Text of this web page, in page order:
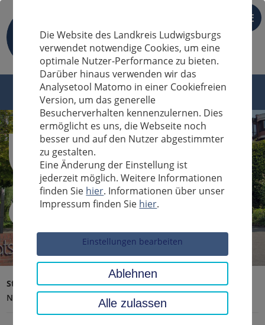
DE
Sucheingabe
Startseite Landratsamt, Landkreis
Aktuelles
Nachrichten
Die Website des Landkreis Ludwigsburgs
verwendet notwendige Cookies, um eine
optimale Nutzer-Performance zu bieten.
Darüber hinaus verwenden wir das
Analysetool Matomo in einer Cookiefreien
Version, um das generelle
Besucherverhalten kennenzulernen. Dies
ermöglicht es uns, die Webseite noch
besser und auf den Nutzer abgestimmter
zu gestalten.
Eine Änderung der Einstellung ist
jederzeit möglich. Weitere Informationen
finden Sie hier. Informationen über unser
Impressum finden Sie hier.
Einstellungen bearbeiten
Ablehnen
Alle zulassen